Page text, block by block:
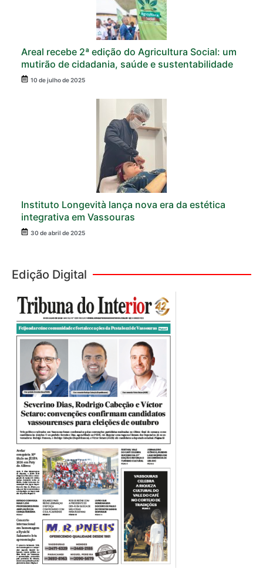
Areal recebe 2ª edição do Agricultura Social: um
mutirão de cidadania, saúde e sustentabilidade
10 de julho de 2025
Instituto Longevità lança nova era da estética
integrativa em Vassouras
30 de abril de 2025
Edição Digital